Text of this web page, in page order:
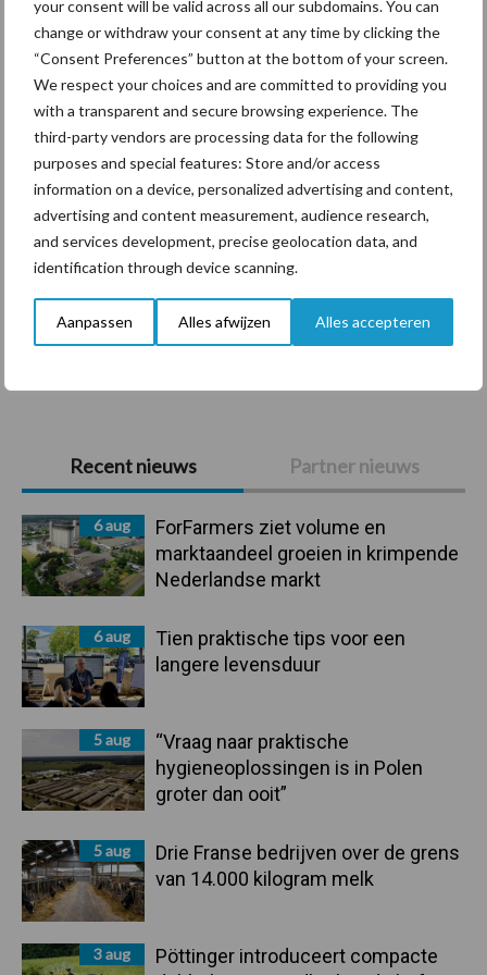
your consent will be valid across all our subdomains. You can
change or withdraw your consent at any time by clicking the
“Consent Preferences” button at the bottom of your screen.
We respect your choices and are committed to providing you
with a transparent and secure browsing experience. The
third-party vendors are processing data for the following
purposes and special features: Store and/or access
information on a device, personalized advertising and content,
advertising and content measurement, audience research,
and services development, precise geolocation data, and
identification through device scanning.
Aanpassen Alles afwijzen Alles accepteren
Primaire
Sidebar
Recent nieuws Partner nieuws
6 aug
ForFarmers ziet volume en
marktaandeel groeien in krimpende
Nederlandse markt
6 aug
Tien praktische tips voor een
langere levensduur
5 aug
“Vraag naar praktische
hygieneoplossingen is in Polen
groter dan ooit”
5 aug
Drie Franse bedrijven over de grens
van 14.000 kilogram melk
3 aug
Pöttinger introduceert compacte
Themapagina's
Diergezondheid Bemesting Fokkerij
Belgisch witblauw Droogstand